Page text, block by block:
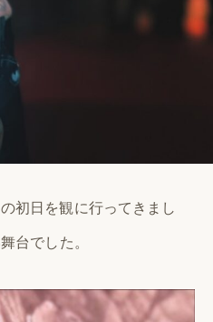
初日を観に行ってきまし
台でした。